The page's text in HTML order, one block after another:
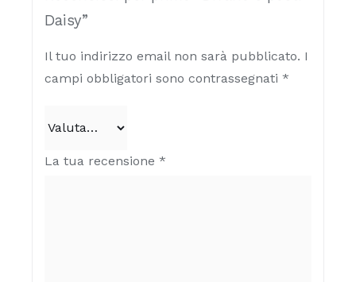
Daisy”
Il tuo indirizzo email non sarà pubblicato. I
campi obbligatori sono contrassegnati *
La tua recensione *